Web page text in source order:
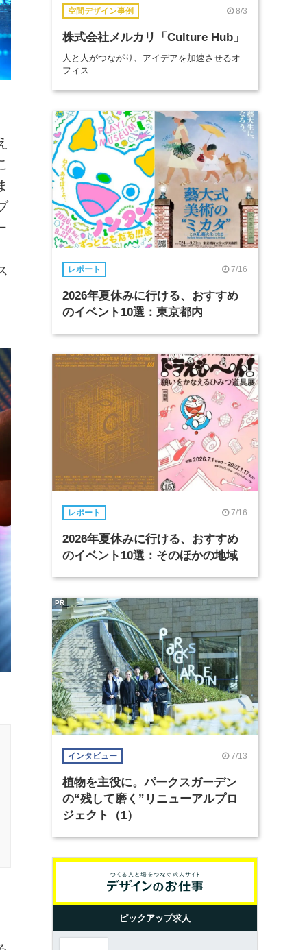
空間デザイン事例 8/3
株式会社メルカリ「Culture Hub」
人と人がつながり、アイデアを加速させるオ
フィス
レポート 7/16
2026年夏休みに行ける、おすすめ
のイベント10選：東京都内
レポート 7/16
2026年夏休みに行ける、おすすめ
のイベント10選：そのほかの地域
インタビュー 7/13
植物を主役に。パークスガーデン
の“残して磨く”リニューアルプロ
ジェクト（1）
PR
ピックアップ求人